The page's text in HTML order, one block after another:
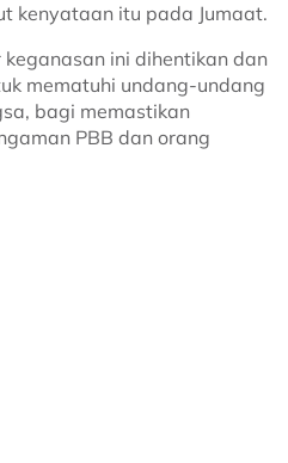
kenyataan itu pada Jumaat.
ini dihentikan dan
mematuhi undang-undang
bagi memastikan
PBB dan orang